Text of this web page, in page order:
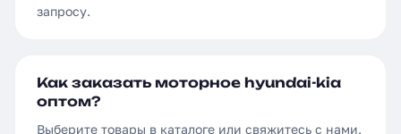
запросу.
Как заказать моторное hyundai-kia
оптом?
Выберите товары в каталоге или свяжитесь с нами.